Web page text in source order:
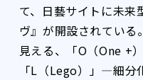
て、日藝サイトに未来
ヴ』が開設されてい
見える、「O（One +
「L（Lego）」―細分